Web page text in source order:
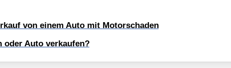
von einem Auto mit Motorschaden
oder Auto verkaufen?